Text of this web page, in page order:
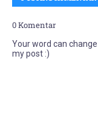
0 Komentar
Your word can
my post :)